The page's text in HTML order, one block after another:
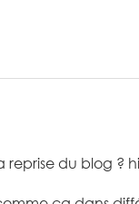
reprise du blog ?